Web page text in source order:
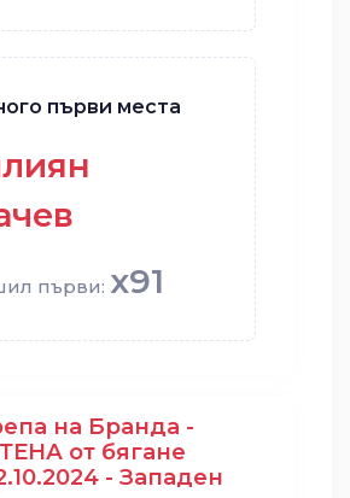
първи места
първи: x91
на Бранда -
от бягане
- Западен